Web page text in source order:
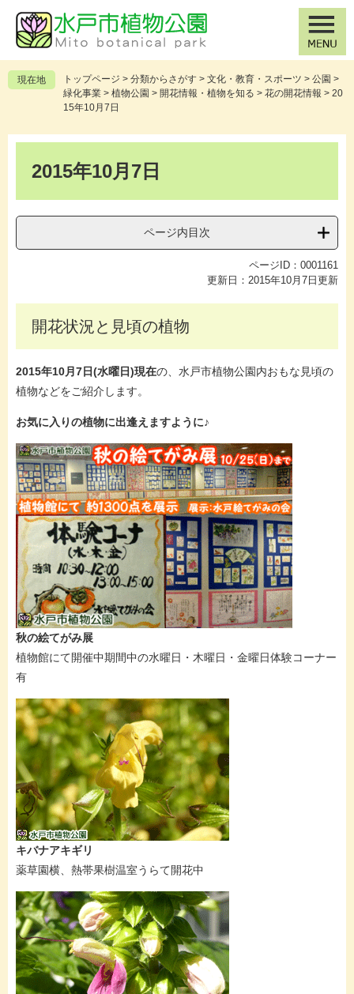
の
先
頭
ー
を
飛
現在地 トップページ > 分類からさがす > 文化・教育・スポーツ > 公園 >
緑化事業 > 植物公園 > 開花情報・植物を知る > 花の開花情報 > 20
15年10月7日
2015年10月7日
ページ内目次
ページID：0001161
更新日：2015年10月7日更新
開花状況と見頃の植物
2015年10月7日(水曜日)現在の、水戸市植物公園内おもな見頃の
植物などをご紹介します。
お気に入りの植物に出逢えますように♪
秋の絵てがみ展
植物館にて開催中期間中の水曜日・木曜日・金曜日体験コーナー
有
キバナアキギリ
薬草園横、熱帯果樹温室うらて開花中